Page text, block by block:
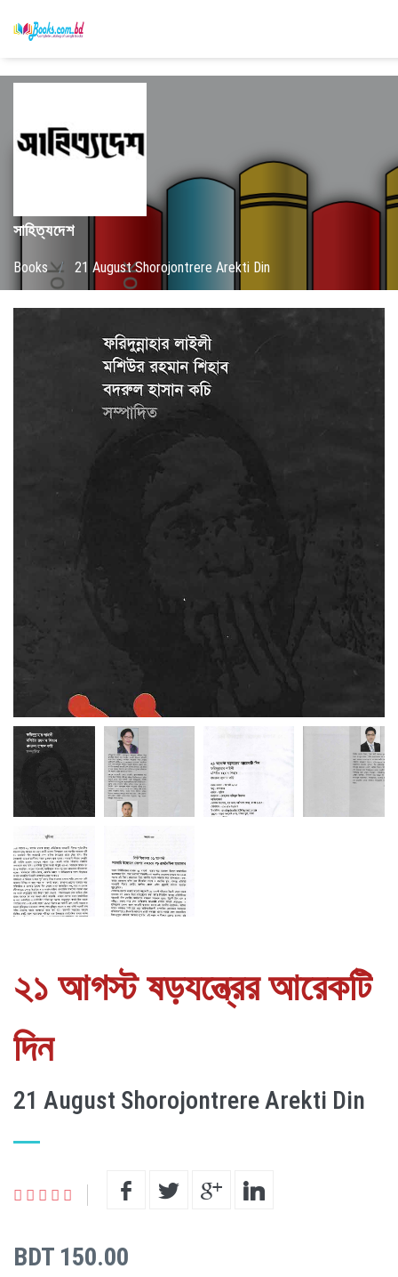
সাহিত্যদেশ
Books / 21 August Shorojontrere Arekti Din
২১ আগস্ট ষড়যন্ত্রের আরেকটি
দিন
21 August Shorojontrere Arekti Din
BDT 150.00